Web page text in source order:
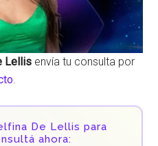
Lellisenvía tu consulta por
.
De Lellis para
ahora: